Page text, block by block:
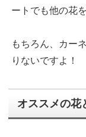
ートでも他の花
もちろん、カー
りないですよ！
オススメの花